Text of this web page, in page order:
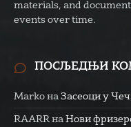
materials, and
events over time.
ПОСЉЕДЊИ
Marko на Засеоци у
RAARR на Нови